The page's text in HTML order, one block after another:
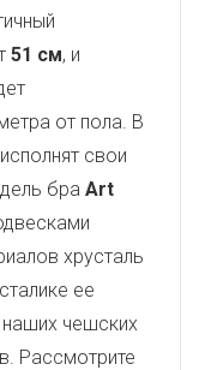
51 см, и
от пола. В
свои
бра Art
хрусталь
ее
чешских
Рассмотрите